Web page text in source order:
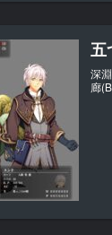
五
深
廊